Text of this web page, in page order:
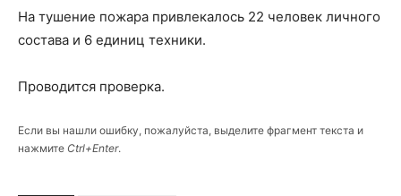
На тушение пожара привлекалось 22 человек личного
состава и 6 единиц техники.
Проводится проверка.
Если вы нашли ошибку, пожалуйста, выделите фрагмент текста и
нажмите Ctrl+Enter.